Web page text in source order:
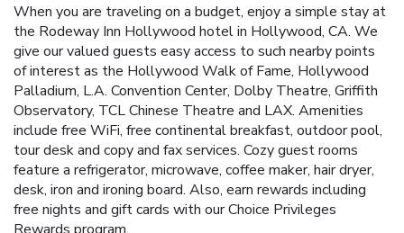
When you are traveling on a budget, enjoy a simple stay at
the Rodeway Inn Hollywood hotel in Hollywood, CA. We
give our valued guests easy access to such nearby points
of interest as the Hollywood Walk of Fame, Hollywood
Palladium, L.A. Convention Center, Dolby Theatre, Griffith
Observatory, TCL Chinese Theatre and LAX. Amenities
include free WiFi, free continental breakfast, outdoor pool,
tour desk and copy and fax services. Cozy guest rooms
feature a refrigerator, microwave, coffee maker, hair dryer,
desk, iron and ironing board. Also, earn rewards including
free nights and gift cards with our Choice Privileges